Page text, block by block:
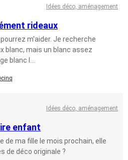
Idées déco, aménagement
rideaux
m'aider. Je recherche
blanc, mais un blanc assez
blanc l...
Idées déco, aménagement
enfant
de ma fille le mois prochain, elle
de déco originale ?